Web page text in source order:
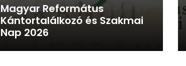
Magyar Református
Kántortalálkozó és Szakmai
Nap 2026